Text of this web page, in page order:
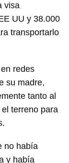
visa
UU y 38.000
transportarlo
redes
su madre,
tanto al
terreno para
no había
y había